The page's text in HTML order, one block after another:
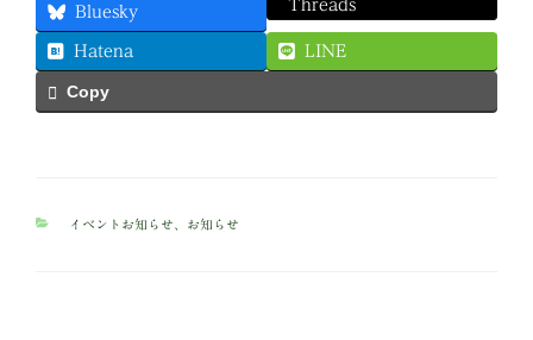
Bluesky Threads
Hatena LINE
Copy
カ
イベントお知らせ お知らせ